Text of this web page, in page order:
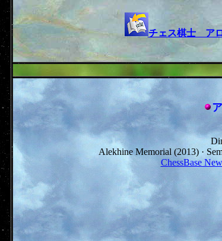
チェス棋士 アロ
Alekhine Memorial (2013) ·
ChessBase